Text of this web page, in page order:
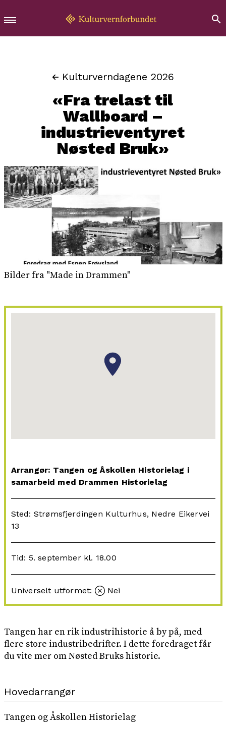
Kulturverndagene 2026
«Fra trelast til
Wallboard –
industrieventyret
Nøsted Bruk»
Bilder fra "Made in Drammen"
Arrangør: Tangen og Åskollen Historielag i
samarbeid med Drammen Historielag
Sted: Strømsfjerdingen Kulturhus, Nedre Eikervei
13
Tid: 5. september kl. 18.00
Universelt utformet: Nei
Tangen har en rik industrihistorie å by på, med
flere store industribedrifter. I dette foredraget får
du vite mer om Nøsted Bruks historie.
Hovedarrangør
Tangen og Åskollen Historielag